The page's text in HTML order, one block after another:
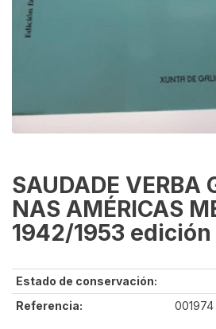
SAUDADE VERBA
NAS AMÉRICAS
1942/1953
Estado de conservación:
Referencia:
001974